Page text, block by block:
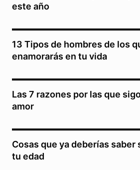
este año
13 Tipos de hombres de los
enamorarás en tu vida
Las 7 razones por las que
amor
Cosas que ya deberías saber
tu edad